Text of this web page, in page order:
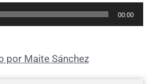
00:00
por Maite Sánchez